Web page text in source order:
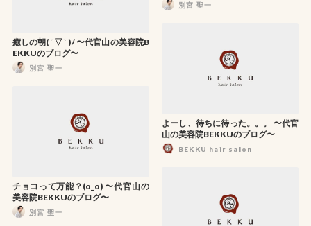
別宮 聖一
癒しの朝( ´ ▽ ` )ﾉ 〜代官山の美容院B
EKKUのブログ〜
別宮 聖一
よーし、待ちに待った。。。 〜代官
山の美容院BEKKUのブログ〜
BEKKU hair salon
チョコって万能？(o_o) 〜代官山の
美容院BEKKUのブログ〜
別宮 聖一